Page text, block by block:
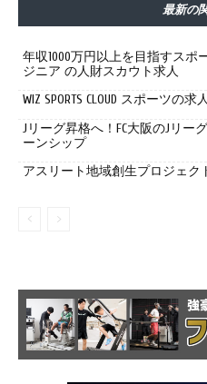
最新の
年収1000万円以上を目指すスポ
ジニア の人財スカウト求人
WIZ SPORTS CLOUD スポーツの
Jリーグ昇格へ！FC大阪のJリー
ーンシップ
アスリート地域創生プロジェク